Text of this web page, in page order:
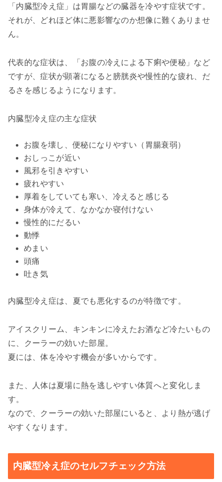
「内臓型冷え症」は胃腸などの臓器を冷やす症状です。
それが、どれほど体に悪影響なのか想像に難くありませ
ん。
代表的な症状は、「お腹の冷えによる下痢や便秘」など
ですが、症状が顕著になると膀胱炎や慢性的な疲れ、だ
るさを感じるようになります。
内臓型冷え症の主な症状
お腹を壊し、便秘になりやすい（胃腸衰弱）
おしっこが近い
風邪を引きやすい
疲れやすい
厚着をしていても寒い、冷えると感じる
身体が冷えて、なかなか寝付けない
慢性的にだるい
動悸
めまい
頭痛
吐き気
内臓型冷え症は、夏でも悪化するのが特徴です。
アイスクリーム、キンキンに冷えたお酒など冷たいもの
に、クーラーの効いた部屋。
夏には、体を冷やす機会が多いからです。
また、人体は夏場に熱を逃しやすい体質へと変化しま
す。
なので、クーラーの効いた部屋にいると、より熱が逃げ
やすくなります。
内臓型冷え症のセルフチェック方法